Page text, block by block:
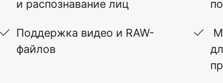
и распознавание лиц
Поддержка видео и RAW-
файлов